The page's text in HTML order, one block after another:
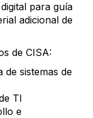
para guía
adicional de
de CISA:
de sistemas de
TI
e